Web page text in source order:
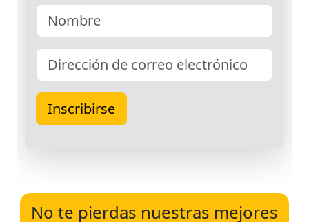
No te pierdas nuestras mejores